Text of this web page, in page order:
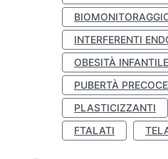
INTERFERENTI
OBESITÀ INFANTILE
PUBERTÀ PRECOCE
PLASTICIZZANTI
FTALATI